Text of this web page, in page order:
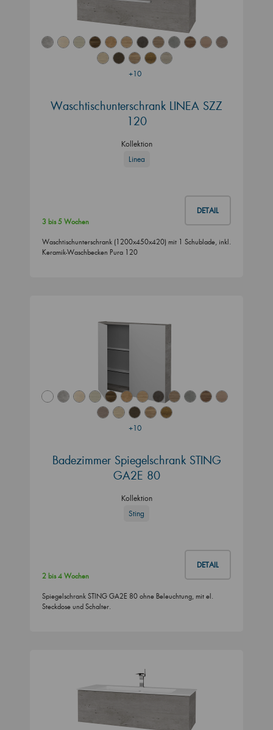
+10
Waschtischunterschrank LINEA SZZ
120
Kollektion
Linea
DETAIL
3 bis 5 Wochen
Waschtischunterschrank (1200x450x420) mit 1 Schublade, inkl.
Keramik-Waschbecken Pura 120
+10
Badezimmer Spiegelschrank STING
GA2E 80
Kollektion
Sting
DETAIL
2 bis 4 Wochen
Spiegelschrank STING GA2E 80 ohne Beleuchtung, mit el.
Steckdose und Schalter.